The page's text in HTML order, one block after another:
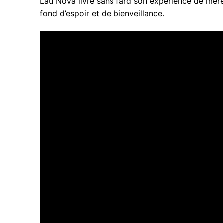
fond d’espoir et de bienveillance.